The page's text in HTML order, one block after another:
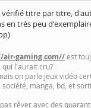
vérifié titre par titre,
en très peu
air-gaming.com//est
qui l'aurait cru?
on parle jeux vidéo
société, manga, bd, et
rêver avec des